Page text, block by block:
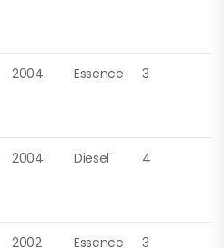
2004 Essence 3
2004 Diesel 4
2002 Essence 3